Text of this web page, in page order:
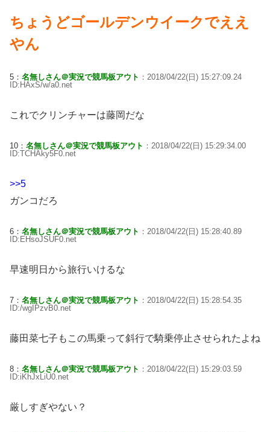
ちょうどゴールデンウイークでええ
やん
5： 名無しさん＠実況で競馬板アウト ：2018/04/22(日) 15:27:09.24
ID:HAxS/w/a0.net
これでクリンチャーは藤岡だな
10： 名無しさん＠実況で競馬板アウト ：2018/04/22(日) 15:29:34.00
ID:TCHAky5F0.net
>>5
ガンコだろ
6： 名無しさん＠実況で競馬板アウト ：2018/04/22(日) 15:28:40.89
ID:EHsoJSUF0.net
早速明日から旅行いけるな
7： 名無しさん＠実況で競馬板アウト ：2018/04/22(日) 15:28:54.35
ID:/wgIPzvB0.net
藤田菜七子もこの馬乗って斜行で騎乗停止させられたよね
8： 名無しさん＠実況で競馬板アウト ：2018/04/22(日) 15:29:03.59
ID:iKhJxLiU0.net
厳しすぎやない？